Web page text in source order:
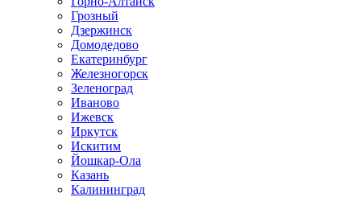
Грозный
Дзержинск
Домодедово
Екатеринбург
Железногорск
Зеленоград
Иваново
Ижевск
Иркутск
Искитим
Йошкар-Ола
Казань
Калининград